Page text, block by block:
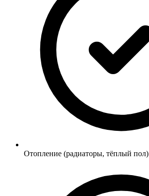
Отопление (радиаторы, тёплый пол)